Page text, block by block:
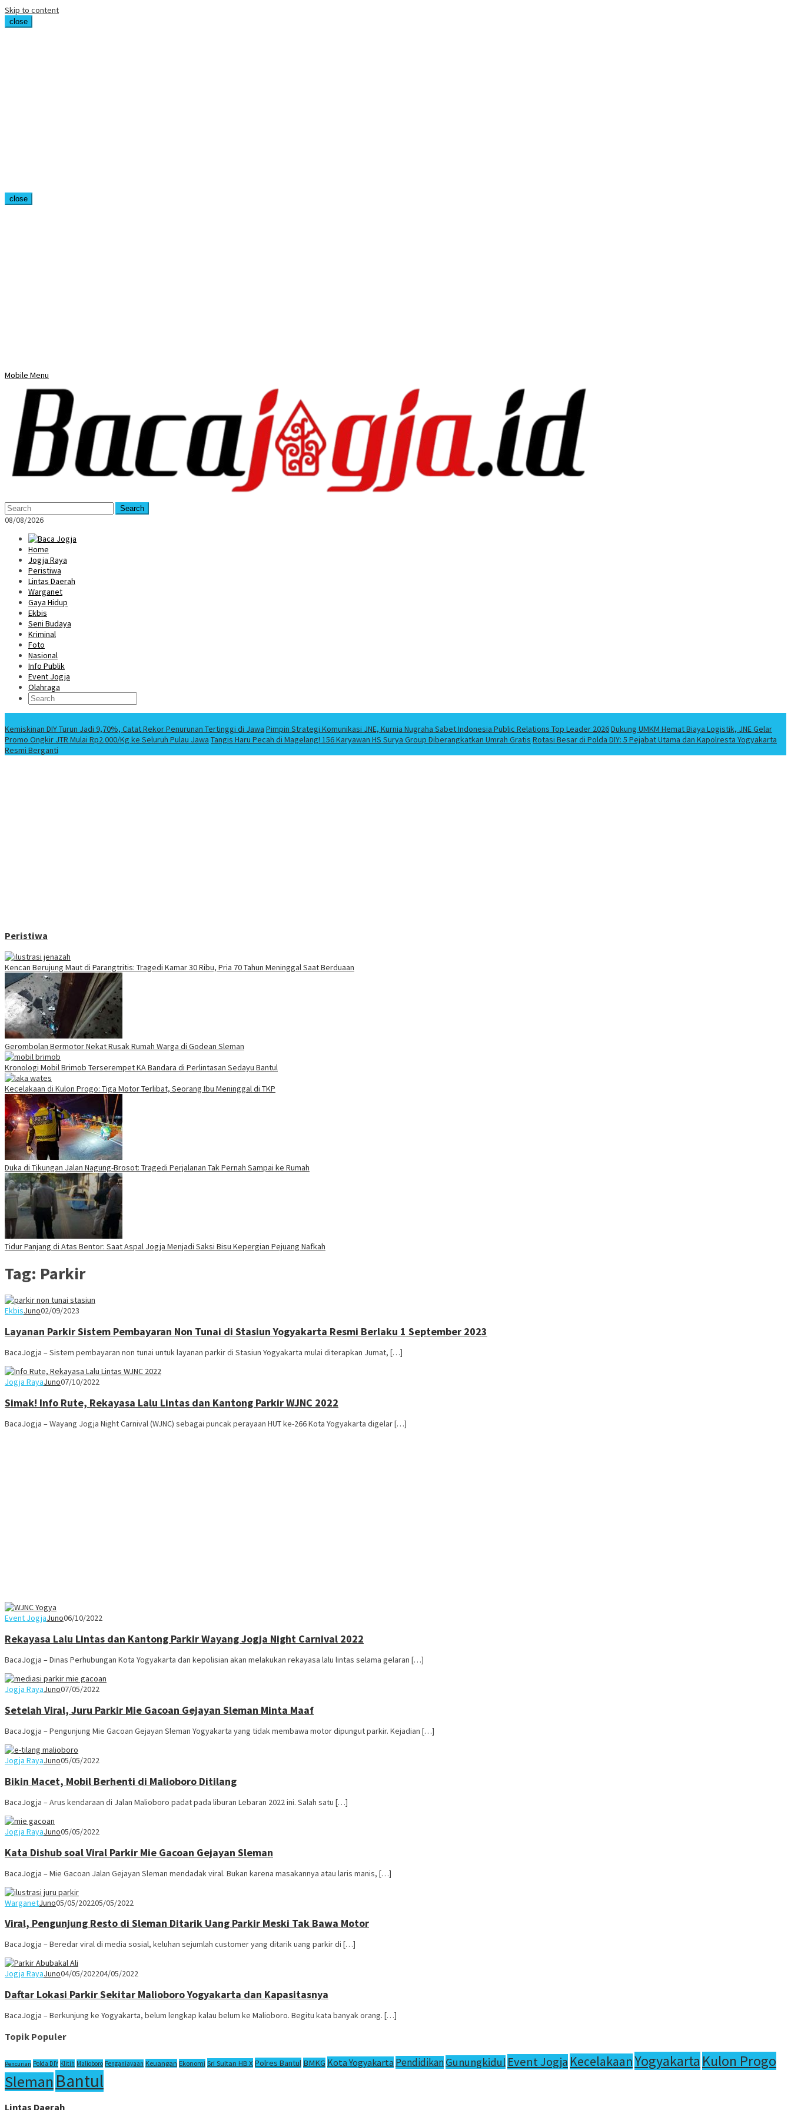
Skip to content
close
close
Mobile Menu
Search
08/08/2026
Home
Jogja Raya
Peristiwa
Lintas Daerah
Warganet
Gaya Hidup
Ekbis
Seni Budaya
Kriminal
Foto
Nasional
Info Publik
Event Jogja
Olahraga
Kemiskinan DIY Turun Jadi 9,70%, Catat Rekor Penurunan Tertinggi di Jawa Pimpin Strategi Komunikasi JNE, Kurnia Nugraha Sabet Indonesia Public Relations Top Leader 2026Dukung UMKM Hemat Biaya Logistik, JNE Gelar
Promo Ongkir JTR Mulai Rp2.000/Kg ke Seluruh Pulau Jawa Tangis Haru Pecah di Magelang! 156 Karyawan HS Surya Group Diberangkatkan Umrah Gratis Rotasi Besar di Polda DIY: 5 Pejabat Utama dan Kapolresta Yogyakarta
Resmi Berganti
Peristiwa
Kencan Berujung Maut di Parangtritis: Tragedi Kamar 30 Ribu, Pria 70 Tahun Meninggal Saat Berduaan
Gerombolan Bermotor Nekat Rusak Rumah Warga di Godean Sleman
Kronologi Mobil Brimob Terserempet KA Bandara di Perlintasan Sedayu Bantul
Kecelakaan di Kulon Progo: Tiga Motor Terlibat, Seorang Ibu Meninggal di TKP
Duka di Tikungan Jalan Nagung-Brosot: Tragedi Perjalanan Tak Pernah Sampai ke Rumah
Tidur Panjang di Atas Bentor: Saat Aspal Jogja Menjadi Saksi Bisu Kepergian Pejuang Nafkah
Tag: Parkir
EkbisJuno02/09/2023
Layanan Parkir Sistem Pembayaran Non Tunai di Stasiun Yogyakarta Resmi Berlaku 1 September 2023
BacaJogja – Sistem pembayaran non tunai untuk layanan parkir di Stasiun Yogyakarta mulai diterapkan Jumat, […]
Jogja RayaJuno07/10/2022
Simak! Info Rute, Rekayasa Lalu Lintas dan Kantong Parkir WJNC 2022
BacaJogja – Wayang Jogja Night Carnival (WJNC) sebagai puncak perayaan HUT ke-266 Kota Yogyakarta digelar […]
Event JogjaJuno06/10/2022
Rekayasa Lalu Lintas dan Kantong Parkir Wayang Jogja Night Carnival 2022
BacaJogja – Dinas Perhubungan Kota Yogyakarta dan kepolisian akan melakukan rekayasa lalu lintas selama gelaran […]
Jogja RayaJuno07/05/2022
Setelah Viral, Juru Parkir Mie Gacoan Gejayan Sleman Minta Maaf
BacaJogja – Pengunjung Mie Gacoan Gejayan Sleman Yogyakarta yang tidak membawa motor dipungut parkir. Kejadian […]
Jogja RayaJuno05/05/2022
Bikin Macet, Mobil Berhenti di Malioboro Ditilang
BacaJogja – Arus kendaraan di Jalan Malioboro padat pada liburan Lebaran 2022 ini. Salah satu […]
Jogja RayaJuno05/05/2022
Kata Dishub soal Viral Parkir Mie Gacoan Gejayan Sleman
BacaJogja – Mie Gacoan Jalan Gejayan Sleman mendadak viral. Bukan karena masakannya atau laris manis, […]
WarganetJuno05/05/202205/05/2022
Viral, Pengunjung Resto di Sleman Ditarik Uang Parkir Meski Tak Bawa Motor
BacaJogja – Beredar viral di media sosial, keluhan sejumlah customer yang ditarik uang parkir di […]
Jogja RayaJuno04/05/202204/05/2022
Daftar Lokasi Parkir Sekitar Malioboro Yogyakarta dan Kapasitasnya
BacaJogja – Berkunjung ke Yogyakarta, belum lengkap kalau belum ke Malioboro. Begitu kata banyak orang. […]
Topik Populer
Pencurian Polda DIY Klitih Malioboro Penganiayaan Keuangan Ekonomi Sri Sultan HB X Polres Bantul BMKG Kota Yogyakarta PendidikanGunungkidul Event Jogja KecelakaanYogyakarta Kulon Progo
Sleman Bantul
Lintas Daerah